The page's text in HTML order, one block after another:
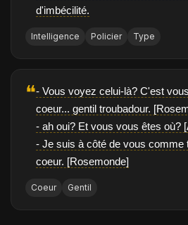
d'imbécilité.
Intelligence Policier Type
❝- Vous voyez celui-là? C'est
coeur... gentil troubadour.
- ah oui? Et vous vous êtes où?
- Je suis à côté de vous comme
coeur. [Rosemonde]
Coeur Gentil